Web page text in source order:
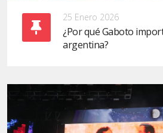
25 Enero 2026
¿Por qué Gaboto
argentina?